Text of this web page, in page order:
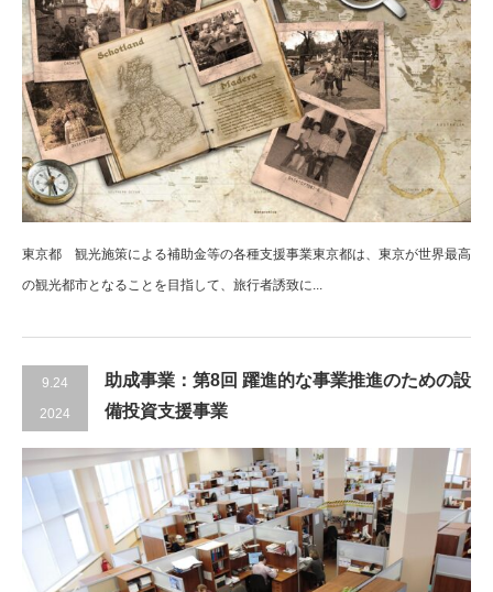
東京都 観光施策による補助金等の各種支援事業東京都は、東京が世界最高
の観光都市となることを目指して、旅行者誘致に...
9.24
2024
助成事業：第8回 躍進的な事業推進のための設
備投資支援事業